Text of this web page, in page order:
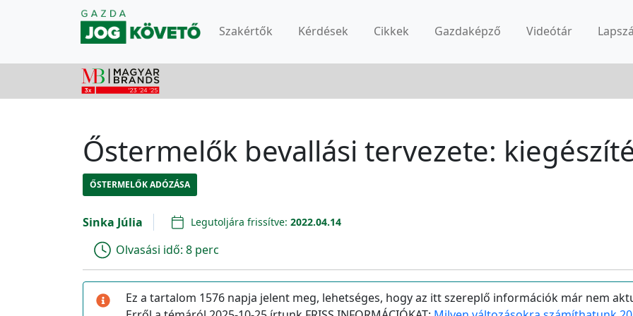
Szakértők Kérdések Cikkek Gazdaképző Videótár
Őstermelők bevallási tervezete:
ŐSTERMELŐK ADÓZÁSA
Sinka Júlia Legutoljára frissítve: 2022.04.14
Olvasási idő: 8 perc
Ez a tartalom 1576 napja jelent meg, lehetséges, hogy az itt szereplő információk már nem